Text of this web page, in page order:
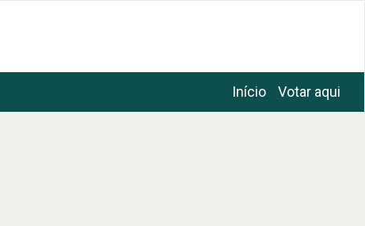
Início Votar aqui